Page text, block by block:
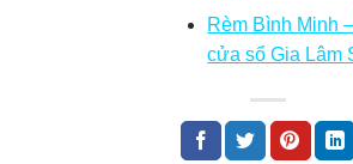
Rèm Bình Minh
cửa sổ Gia Lâm